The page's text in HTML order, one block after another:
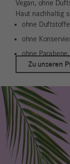
Vegan, ohne
Haut nachhaltig
ohne
ohne
ohne
Zu unseren